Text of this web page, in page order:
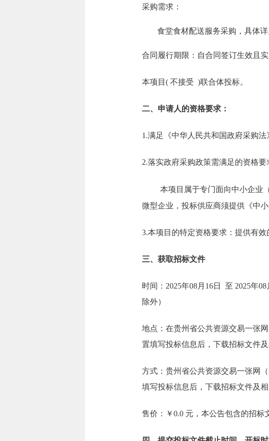
采购需求：
食堂食材配送服务采购，具体详
合同履行期限：自合同签订生效且
本项目( 不接受 )联合体投标。
二、申请人的资格要求：
1.满足《中华人民共和国政府采购法
2.落实政府采购政策需满足的资格要
本项目属于专门面向中小企业
微型企业，投标供应商须提供《中
3.本项目的特定资格要求：提供有
三、获取招标文件
时间：2025年08月16日 至 2025年
除外）
地点：在贵州省公共资源交易一张网
置填写投标信息后，下载招标文件
方式：贵州省公共资源交易一张网（
填写投标信息后，下载招标文件及
售价：￥0.0 元，本公告包含的招标